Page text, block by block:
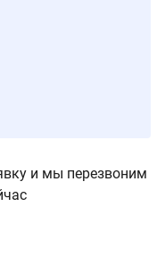
и мы перезвоним